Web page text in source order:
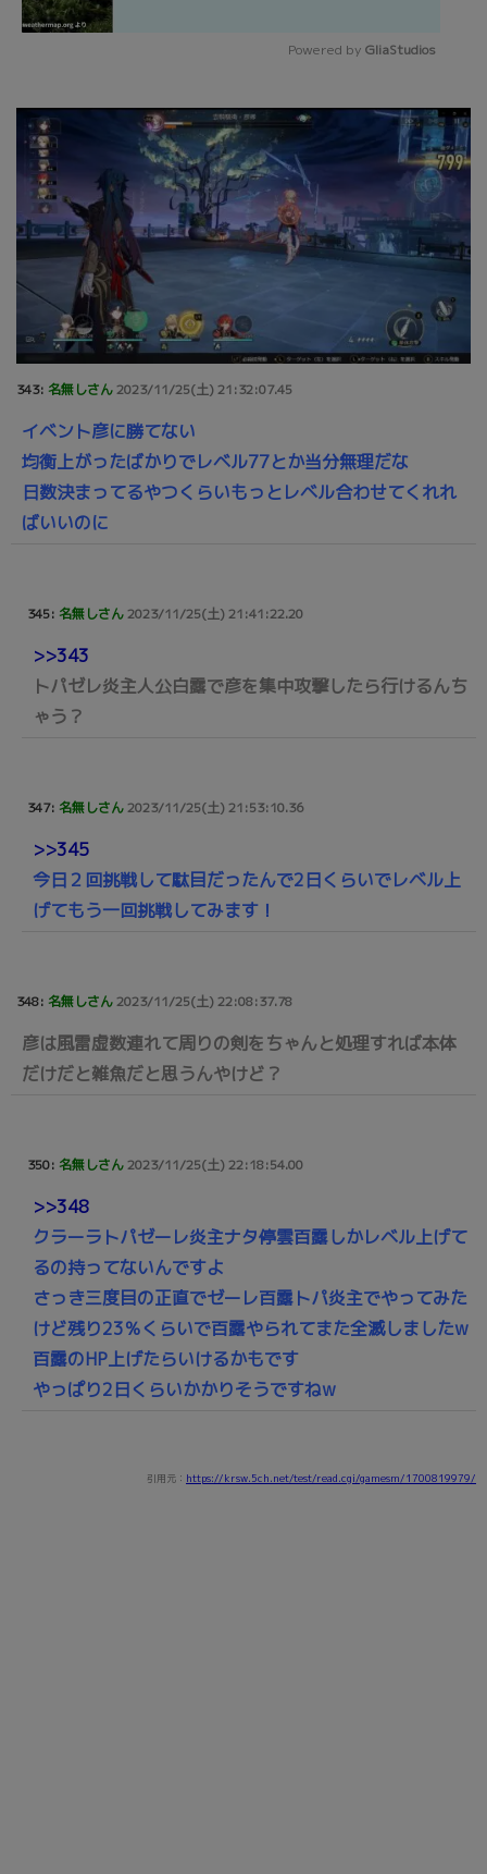
Powered by GliaStudios
343: 名無しさん2023/11/25(土) 21:32:07.45
イベント彦に勝てない
均衡上がったばかりでレベル77とか当分無理だな
日数決まってるやつくらいもっとレベル合わせてくれれ
ばいいのに
345: 名無しさん2023/11/25(土) 21:41:22.20
>>343
トパゼレ炎主人公白露で彦を集中攻撃したら行けるんち
ゃう？
347: 名無しさん2023/11/25(土) 21:53:10.36
>>345
今日２回挑戦して駄目だったんで2日くらいでレベル上
げてもう一回挑戦してみます！
348: 名無しさん2023/11/25(土) 22:08:37.78
彦は風雷虚数連れて周りの剣をちゃんと処理すれば本体
だけだと雑魚だと思うんやけど？
350: 名無しさん2023/11/25(土) 22:18:54.00
>>348
クラーラトパゼーレ炎主ナタ停雲百露しかレベル上げて
るの持ってないんですよ
さっき三度目の正直でゼーレ百露トパ炎主でやってみた
けど残り23％くらいで百露やられてまた全滅しましたw
百露のHP上げたらいけるかもです
やっぱり2日くらいかかりそうですねw
引用元： https://krsw.5ch.net/test/read.cgi/gamesm/1700819979/